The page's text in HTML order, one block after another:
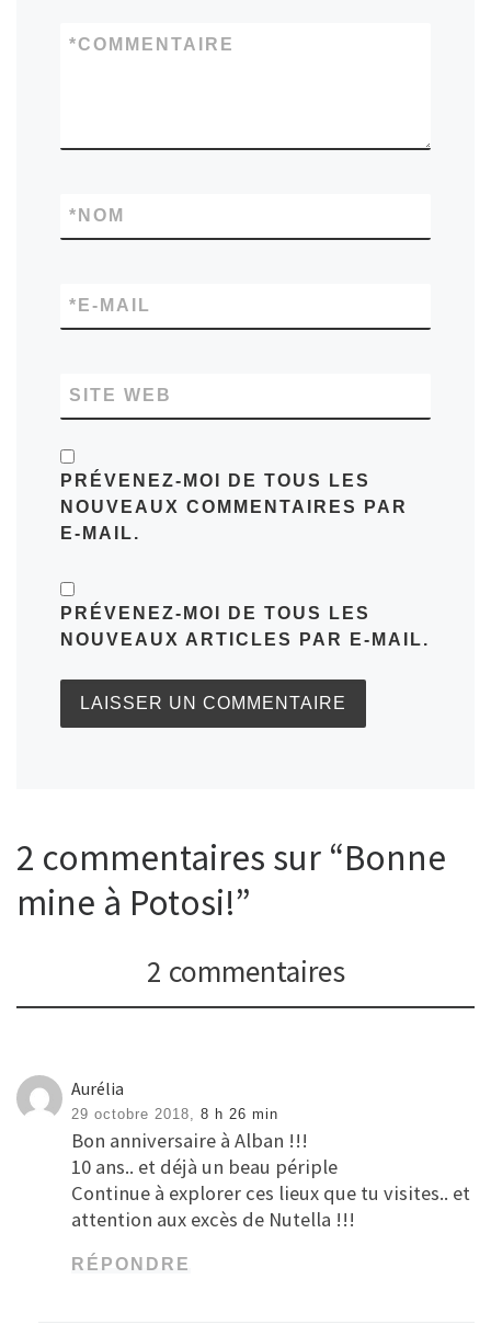
COMMENTAIRE
*
NOM
*
E-MAIL
*
SITE WEB
PRÉVENEZ-MOI DE TOUS LES
NOUVEAUX COMMENTAIRES PAR
E-MAIL.
PRÉVENEZ-MOI DE TOUS LES
NOUVEAUX ARTICLES PAR E-MAIL.
2 commentaires sur “Bonne
mine à Potosi!”
2 commentaires
Aurélia
29 octobre 2018, 8 h 26 min
Bon anniversaire à Alban !!!
10 ans.. et déjà un beau périple
Continue à explorer ces lieux que tu visites.. et
attention aux excès de Nutella !!!
RÉPONDRE